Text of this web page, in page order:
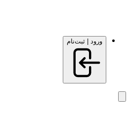
ورود | ثبت‌نام